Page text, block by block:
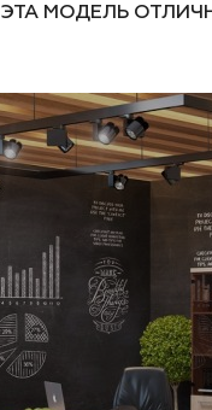
ЭТА МОДЕЛЬ